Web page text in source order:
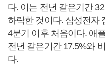
다. 이는 전년 같은기간
하락한 것이다. 삼성전자
4분기 이후 처음이다. 애
전년 같은기간 17.5%와
다.